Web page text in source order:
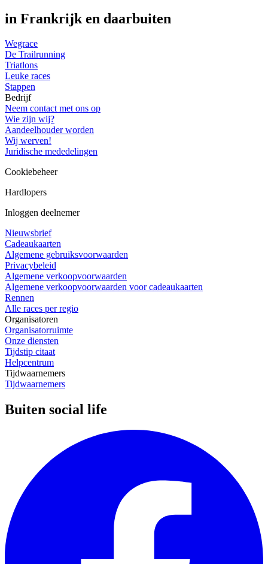
in Frankrijk en daarbuiten
Wegrace
De Trailrunning
Triatlons
Leuke races
Stappen
Bedrijf
Neem contact met ons op
Wie zijn wij?
Aandeelhouder worden
Wij werven!
Juridische mededelingen
Cookiebeheer
Hardlopers
Inloggen deelnemer
Nieuwsbrief
Cadeaukaarten
Algemene gebruiksvoorwaarden
Privacybeleid
Algemene verkoopvoorwaarden
Algemene verkoopvoorwaarden voor cadeaukaarten
Rennen
Alle races per regio
Organisatoren
Organisatorruimte
Onze diensten
Tijdstip citaat
Helpcentrum
Tijdwaarnemers
Tijdwaarnemers
Buiten social life